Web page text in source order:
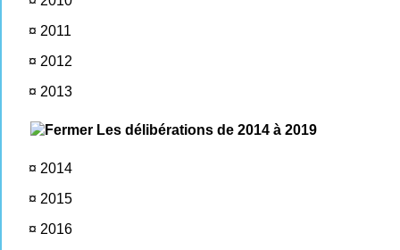
¤ 2011
¤ 2012
¤ 2013
Les délibérations de 2014 à 2019
¤ 2014
¤ 2015
¤ 2016